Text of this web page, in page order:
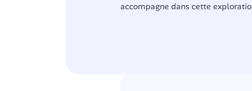
accompagne dans cette